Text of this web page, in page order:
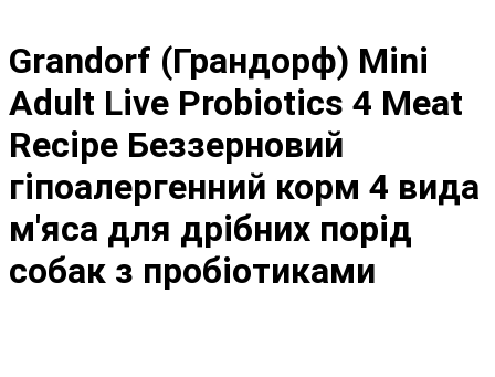
Grandorf (Грандорф) Mini
Adult Live Probiotics 4 Meat
Recipe Беззерновий
гіпоалергенний корм 4 вида
м'яса для дрібних порід
собак з пробіотиками